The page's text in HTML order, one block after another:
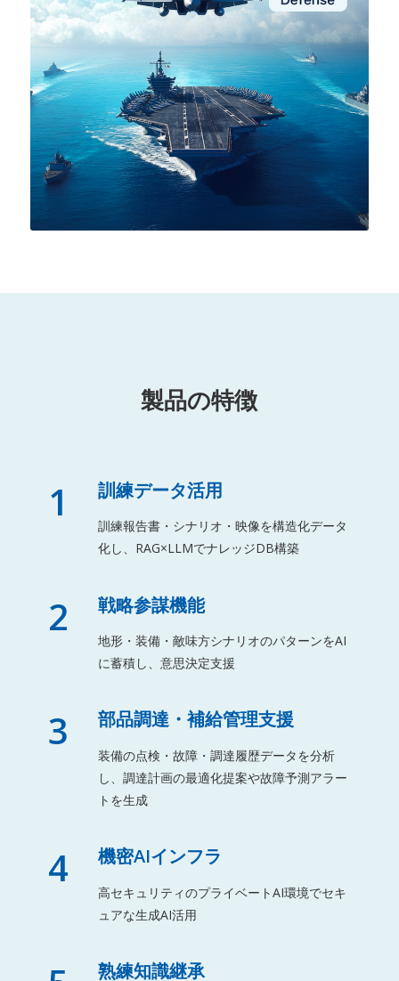
製品の特徴
1 訓練データ活用
訓練報告書・シナリオ・映像を構造化データ
化し、RAG×LLMでナレッジDB構築
2 戦略参謀機能
地形・装備・敵味方シナリオのパターンをAI
に蓄積し、意思決定支援
3 部品調達・補給管理支援
装備の点検・故障・調達履歴データを分析
し、調達計画の最適化提案や故障予測アラー
トを生成
4 機密AIインフラ
高セキュリティのプライベートAI環境でセキ
ュアな生成AI活用
熟練知識継承